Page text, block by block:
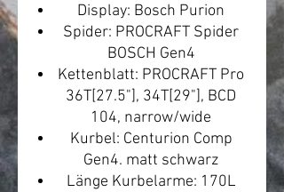
Display: Bosch Purion
Spider: PROCRAFT Spider
BOSCH Gen4
Kettenblatt: PROCRAFT Pro
36T[27.5"], 34T[29"], BCD
104, narrow/wide
Kurbel: Centurion Comp
Gen4. matt schwarz
Länge Kurbelarme: 170L